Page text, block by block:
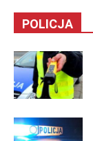
POLICJA